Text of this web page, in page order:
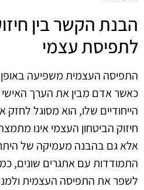
הבנת הקשר בין
לתפיסת עצמי
התפיסה העצמית משפיעה באופן
כאשר אדם מבין את הערך האישי
הייחודיים שלו, הוא מסוגל
חיזוק הביטחון העצמי אינו
אלא גם בהבנה מעמיקה של
התמודדות עם אתגרים שונים,
לשפר את התפיסה העצמית